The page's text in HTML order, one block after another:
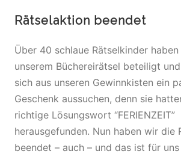
Rätselaktion beendet
Über 40 schlaue Rätselkinder haben
unserem Büchereirätsel beteiligt
sich aus unseren Gewinnkisten ein
Geschenk aussuchen, denn sie
richtige Lösungswort “FERIENZEIT”
herausgefunden. Nun haben wir die
beendet – auch – und das ist für